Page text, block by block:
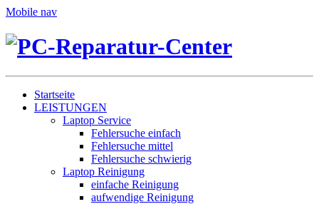
Mobile nav
Startseite
LEISTUNGEN
Laptop Service
Fehlersuche einfach
Fehlersuche mittel
Fehlersuche schwierig
Laptop Reinigung
einfache Reinigung
aufwendige Reinigung